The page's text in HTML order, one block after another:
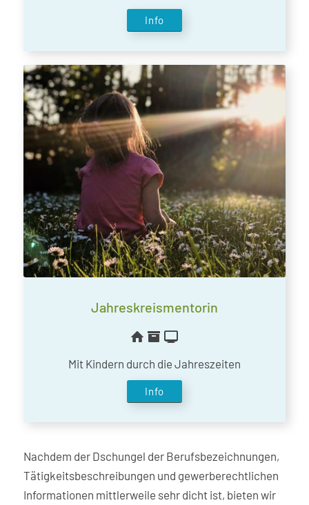
Info
Jahreskreismentorin
Mit Kindern durch die Jahreszeiten
Info
Nachdem der Dschungel der Berufsbezeichnungen,
Tätigkeitsbeschreibungen und gewerberechtlichen
Informationen mittlerweile sehr dicht ist, bieten wir